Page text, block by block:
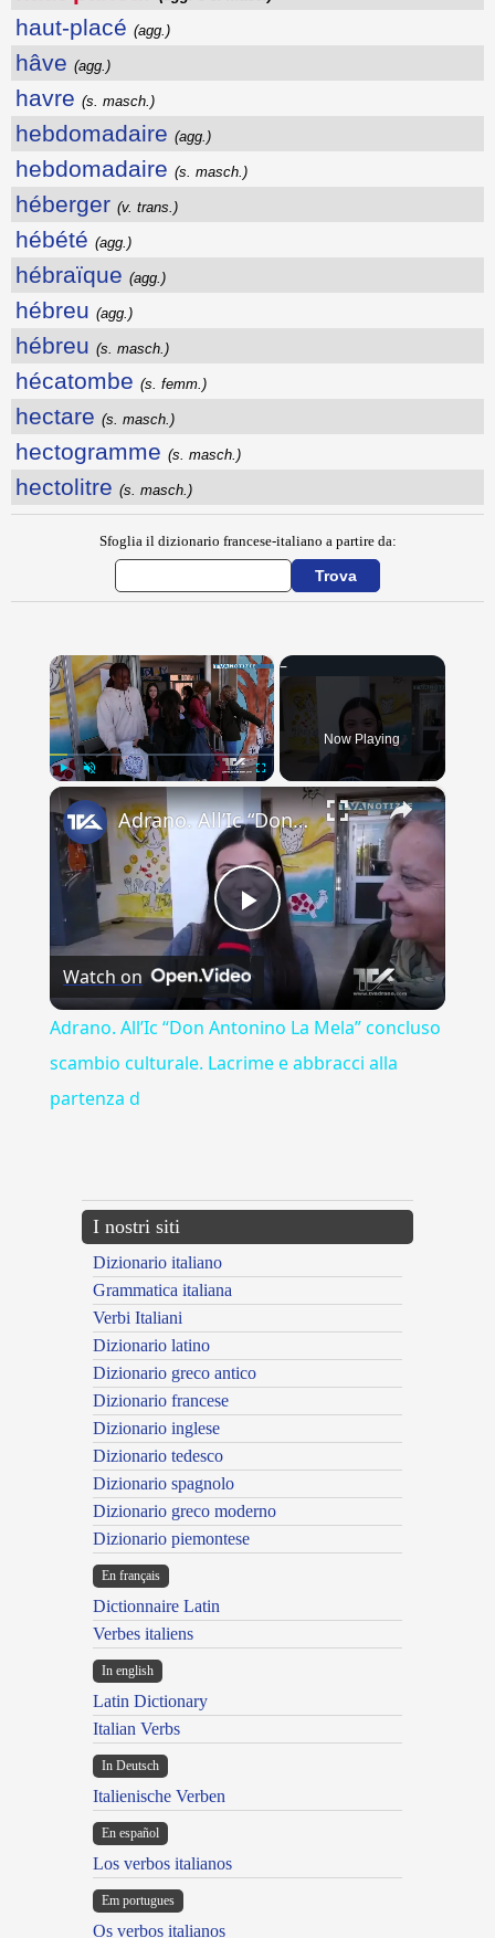
haut-placé (agg.)
hâve (agg.)
havre (s. masch.)
hebdomadaire (agg.)
hebdomadaire (s. masch.)
héberger (v. trans.)
hébété (agg.)
hébraïque (agg.)
hébreu (agg.)
hébreu (s. masch.)
hécatombe (s. femm.)
hectare (s. masch.)
hectogramme (s. masch.)
hectolitre (s. masch.)
Sfoglia il dizionario francese-italiano a partire da:
×
Now Playing
×
Play
Video
Adrano. All’Ic “Don Antonino La Mela” concluso scambio culturale. Lacrime e abbracci alla partenza d
Watch on
Adrano. All’Ic “Don Antonino La Mela” concluso
scambio culturale. Lacrime e abbracci alla
partenza d
I nostri siti
Dizionario italiano
Grammatica italiana
Verbi Italiani
Dizionario latino
Dizionario greco antico
Dizionario francese
Dizionario inglese
Dizionario tedesco
Dizionario spagnolo
Dizionario greco moderno
Dizionario piemontese
En français
Dictionnaire Latin
Verbes italiens
In english
Latin Dictionary
Italian Verbs
In Deutsch
Italienische Verben
En español
Los verbos italianos
Em portugues
Os verbos italianos